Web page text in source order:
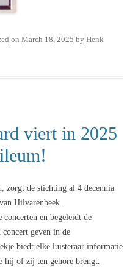
on March 18, 2025 by Henk
viert in 2025
zorgt de stichting al 4 decennia
Hilvarenbeek.
concerten en begeleidt de
geven in de
biedt elke luisteraar informatie
hij of zij ten gehore brengt.